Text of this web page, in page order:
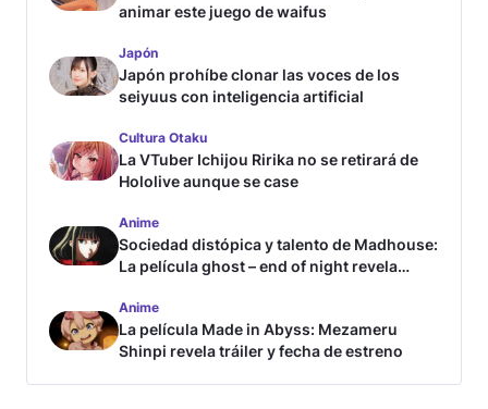
animar este juego de waifus
Japón
Japón prohíbe clonar las voces de los
seiyuus con inteligencia artificial
Cultura Otaku
La VTuber Ichijou Ririka no se retirará de
Hololive aunque se case
Anime
Sociedad distópica y talento de Madhouse:
La película ghost – end of night revela
Anime
La película Made in Abyss: Mezameru
Shinpi revela tráiler y fecha de estreno